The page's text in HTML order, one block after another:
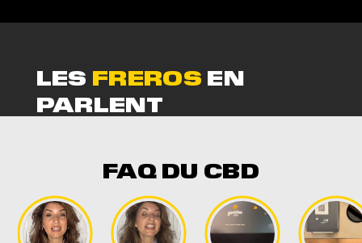
LES FREROS EN
PARLENT
Incroyable!!!
Surprenante découverte ! Mais surtout agréable !!!
Wed Sep 06 2023 21:09:46 GMT+0000 (Coordinated
FAQ DU CBD